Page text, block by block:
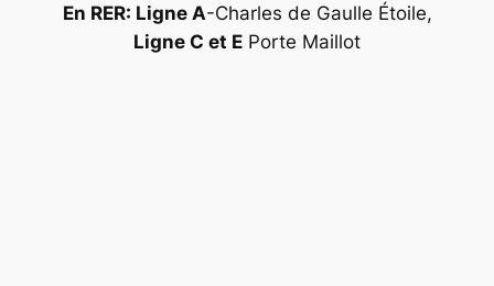
En RER: Ligne A-Charles de Gaulle Étoile,
Ligne C et E Porte Maillot